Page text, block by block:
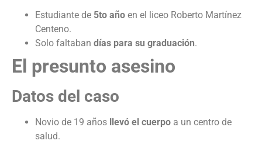
Estudiante de 5to año en el liceo Roberto Martínez
Centeno.
Solo faltaban días para su graduación.
El presunto asesino
Datos del caso
Novio de 19 años llevó el cuerpo a un centro de
salud.